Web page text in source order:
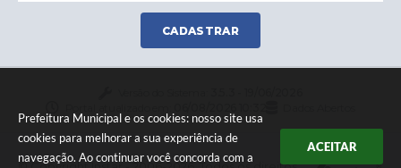
Prefeitura Municipal e os cookies: nosso site usa
cookies para melhorar a sua experiência de
navegação. Ao continuar você concorda com a
ACEITAR
CADASTRAR